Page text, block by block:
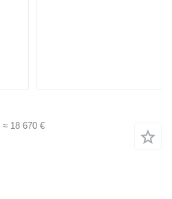
≈ 18 670 €